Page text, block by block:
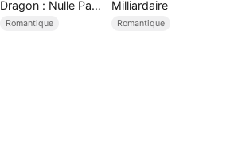
Dragon : Nulle Part
Où Fuir ( Doublé )
Romantique
Milliardaire
Romantique